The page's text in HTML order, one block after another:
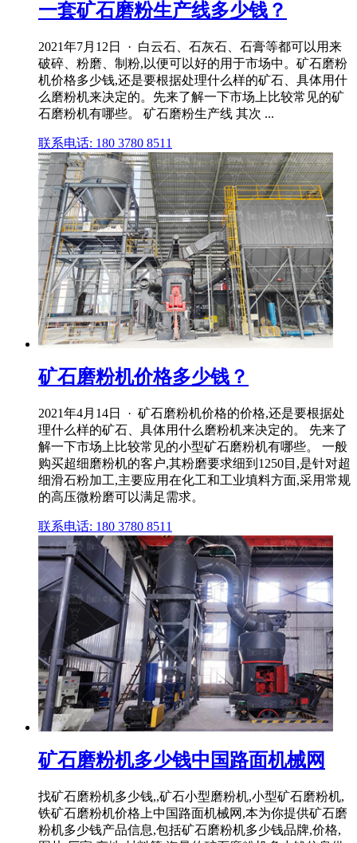
一套矿石磨粉生产线多少钱？
2021年7月12日 · 白云石、石灰石、石膏等都可以用来
破碎、粉磨、制粉,以便可以好的用于市场中。矿石磨粉
机价格多少钱,还是要根据处理什么样的矿石、具体用什
么磨粉机来决定的。先来了解一下市场上比较常见的矿
石磨粉机有哪些。 矿石磨粉生产线 其次 ...
联系电话: 180 3780 8511
矿石磨粉机价格多少钱？
2021年4月14日 · 矿石磨粉机价格的价格,还是要根据处
理什么样的矿石、具体用什么磨粉机来决定的。 先来了
解一下市场上比较常见的小型矿石磨粉机有哪些。 一般
购买超细磨粉机的客户,其粉磨要求细到1250目,是针对超
细滑石粉加工,主要应用在化工和工业填料方面,采用常规
的高压微粉磨可以满足需求。
联系电话: 180 3780 8511
矿石磨粉机多少钱中国路面机械网
找矿石磨粉机多少钱,,矿石小型磨粉机,小型矿石磨粉机,
铁矿石磨粉机价格上中国路面机械网,本为你提供矿石磨
粉机多少钱产品信息,包括矿石磨粉机多少钱品牌,价格,